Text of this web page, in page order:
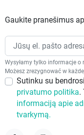
Gaukite pranešimus
Wysyłamy tylko informacje
Możesz zrezygnować w
Sutinku su
privatumo politika.
informaciją apie
tvarkymą.